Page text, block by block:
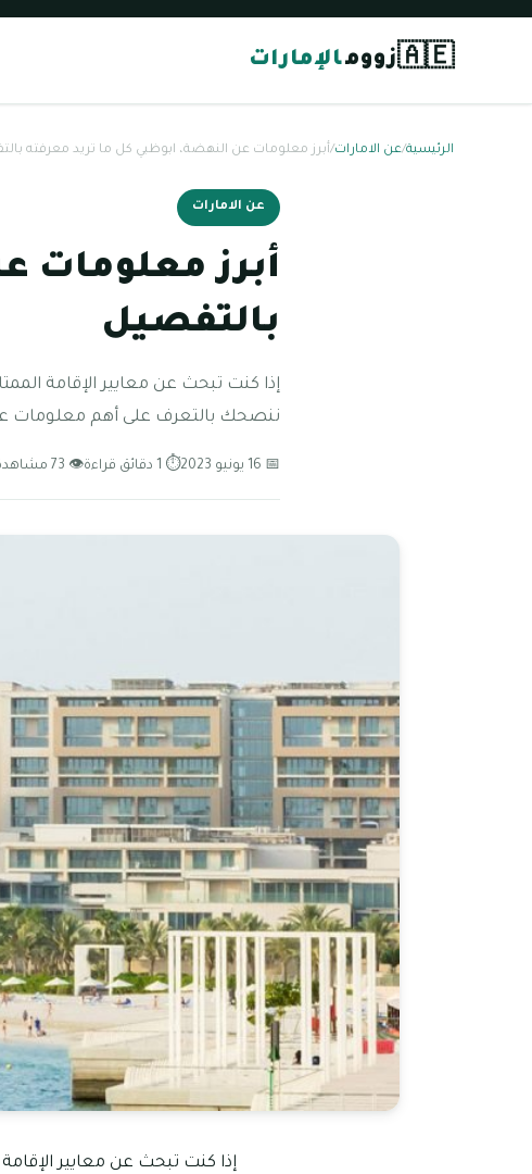
🇦🇪زوومالإمارات
الرئيسية/عن الامارات/أبرز معلومات عن النهضة، ابوظبي كل ما تريد معرفته
عن الامارات
أبرز معلومات
بالتفصيل
إذا كنت تبحث عن معايير الإقامة
ننصحك بالتعرف على أهم معلومات
📅 16 يونيو 2023 ⏱ 1 دقائق قراءة 👁 73 مشاهدة
إذا كنت تبحث عن معايير